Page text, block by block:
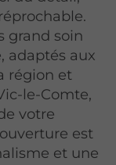
grand soin
adaptés aux
région et
le-Comte,
votre
est
et une